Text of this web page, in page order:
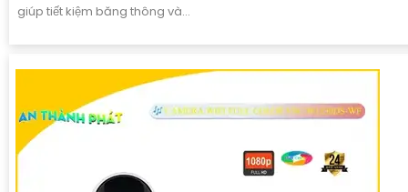
giúp tiết kiệm băng thông và...